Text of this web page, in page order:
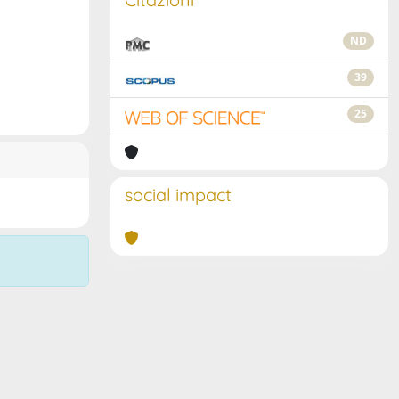
ND
39
25
social impact